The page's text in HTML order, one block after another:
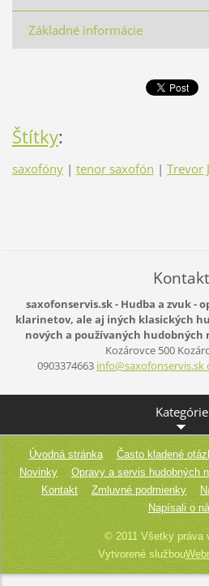
Základné informácie
Štítky:
saxofóny | tenor saxofón | Trevor
Kontakt
saxofonservis.sk - Hudba a zvuk -
klarinetov, ale aj iných klasických
nových a používaných hudobných
Kozárovce 500
0903374663
Kategórie
Úvodná stránka Často kladené
Novinky
Opravy a servis hudobných
Kontakt
Zmluvné podmienky
Napísali o
© 2011 Všetky práva
Vytvorené službou